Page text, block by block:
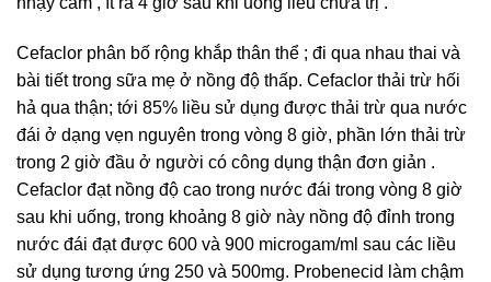
Cefaclor phân bố rộng khắp thân thể ; đi qua nhau thai và
bài tiết trong sữa mẹ ở nồng độ thấp. Cefaclor thải trừ hối
hả qua thận; tới 85% liều sử dụng được thải trừ qua nước
đái ở dạng vẹn nguyên trong vòng 8 giờ, phần lớn thải trừ
trong 2 giờ đầu ở người có công dụng thận đơn giản .
Cefaclor đạt nồng độ cao trong nước đái trong vòng 8 giờ
sau khi uống, trong khoảng 8 giờ này nồng độ đỉnh trong
nước đái đạt được 600 và 900 microgam/ml sau các liều
sử dụng tương ứng 250 và 500mg. Probenecid làm chậm